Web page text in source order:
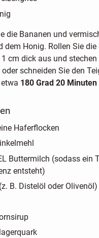
die Bananen und
dem Honig. Rollen Sie die
cm dick aus und stechen
schneiden Sie den
180 Grad 20 Minuten
Haferflocken
Buttermilch (sodass ein
entsteht)
B. Distelöl oder Olivenöl)